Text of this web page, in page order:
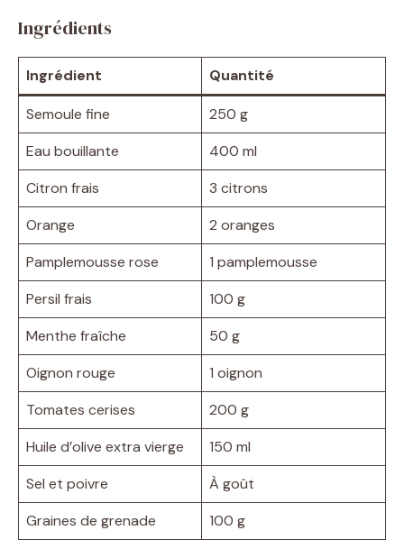
Ingrédients
Ingrédient Quantité
Semoule fine
250 g
Eau bouillante
400 ml
Citron frais
3 citrons
Orange
2 oranges
Pamplemousse rose
1 pamplemousse
Persil frais
100 g
Menthe fraîche
50 g
Oignon rouge
1 oignon
Tomates cerises
200 g
Huile d’olive extra vierge
150 ml
Sel et poivre
À goût
Graines de grenade
100 g